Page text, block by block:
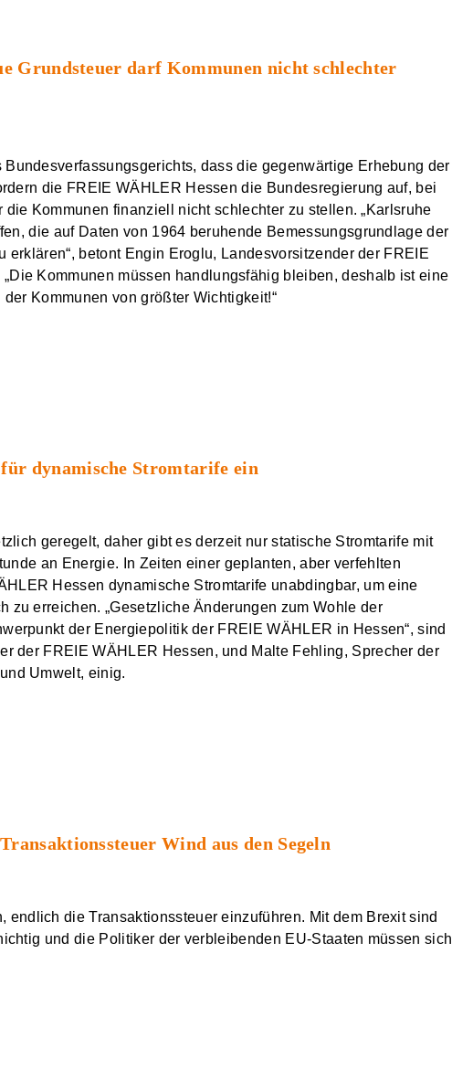
Grundsteuer darf Kommunen nicht schlechter
dass die gegenwärtige Erhebung der
die FREIE WÄHLER Hessen die Bundesregierung auf, bei
Kommunen finanziell nicht schlechter zu stellen. „Karlsruhe
die auf Daten von 1964 beruhende Bemessungsgrundlage der
erklären“, betont Engin Eroglu, Landesvorsitzender der FREIE
Kommunen müssen handlungsfähig bleiben, deshalb ist eine
Kommunen von größter Wichtigkeit!“
dynamische Stromtarife ein
geregelt, daher gibt es derzeit nur statische Stromtarife mit
an Energie. In Zeiten einer geplanten, aber verfehlten
Hessen dynamische Stromtarife unabdingbar, um eine
zu erreichen. „Gesetzliche Änderungen zum Wohle der
der Energiepolitik der FREIE WÄHLER in Hessen“, sind
der FREIE WÄHLER Hessen, und Malte Fehling, Sprecher der
Umwelt, einig.
Wind aus den Segeln
endlich die Transaktionssteuer einzuführen. Mit dem Brexit sind
und die Politiker der verbleibenden EU-Staaten müssen sich